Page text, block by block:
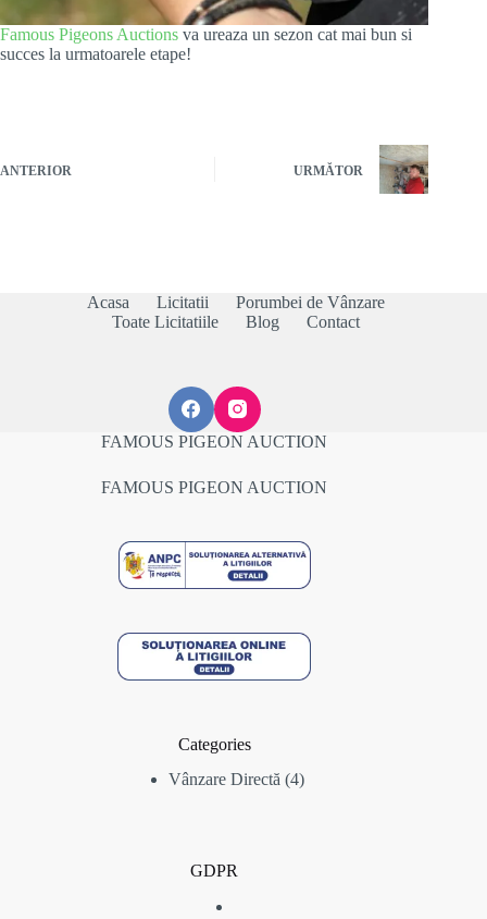
Famous Pigeons Auctions va ureaza un sezon cat mai bun si
succes la urmatoarele etape!
ANTERIOR URMĂTOR
Acasa Licitatii
Porumbei de Vânzare
Toate Licitatiile
Blog Contact
FAMOUS PIGEON AUCTION
FAMOUS PIGEON AUCTION
Categories
Vânzare Directă 44
GDPR